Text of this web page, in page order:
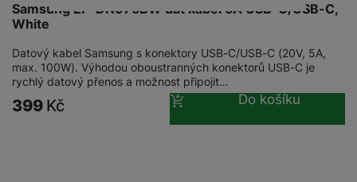
Samsung EP-DN975BW dat kabel 5A USB-C/USB-C,
White
Datový kabel Samsung s konektory USB-C/USB-C (20V, 5A,
max. 100W). Výhodou oboustranných konektorů USB-C je
rychlý datový přenos a možnost připojit…
399 Kč Do košíku